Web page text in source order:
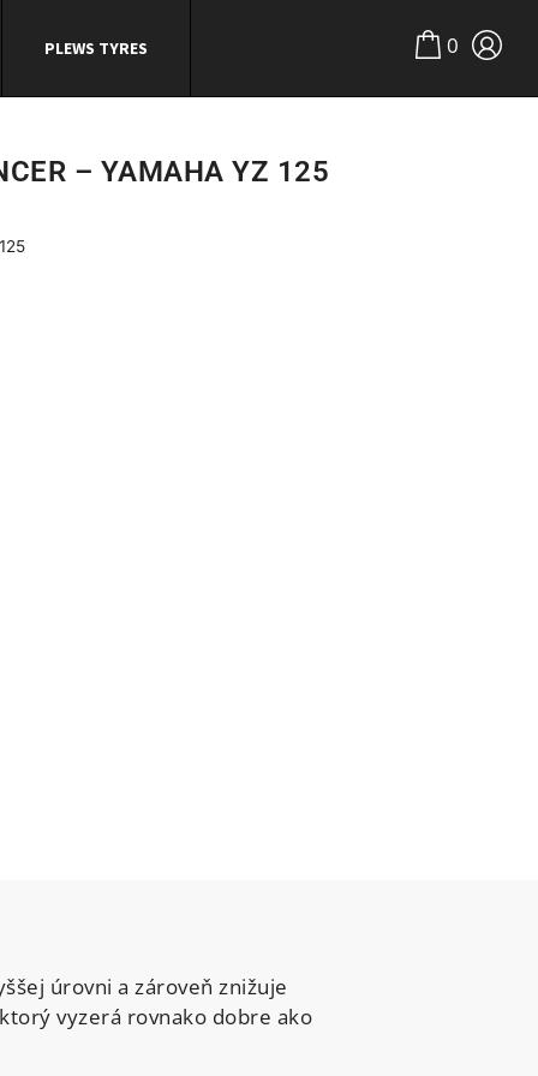
PLEWS TYRES 0
– YAMAHA YZ 125
úrovni a zároveň znižuje
vyzerá rovnako dobre ako